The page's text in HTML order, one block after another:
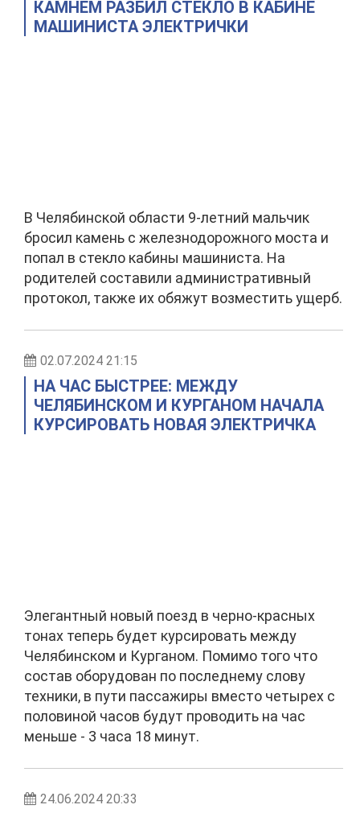
КАМНЕМ РАЗБИЛ СТЕКЛО В КАБИНЕ
МАШИНИСТА ЭЛЕКТРИЧКИ
В Челябинской области 9-летний мальчик
бросил камень с железнодорожного моста и
попал в стекло кабины машиниста. На
родителей составили административный
протокол, также их обяжут возместить ущерб.
02.07.2024 21:15
НА ЧАС БЫСТРЕЕ: МЕЖДУ
ЧЕЛЯБИНСКОМ И КУРГАНОМ НАЧАЛА
КУРСИРОВАТЬ НОВАЯ ЭЛЕКТРИЧКА
Элегантный новый поезд в черно-красных
тонах теперь будет курсировать между
Челябинском и Курганом. Помимо того что
состав оборудован по последнему слову
техники, в пути пассажиры вместо четырех с
половиной часов будут проводить на час
меньше - 3 часа 18 минут.
24.06.2024 20:33